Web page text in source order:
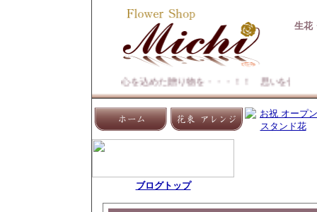
心を込めた贈り物を・・・！！ 思いを伝えるお
生花
ブログトップ